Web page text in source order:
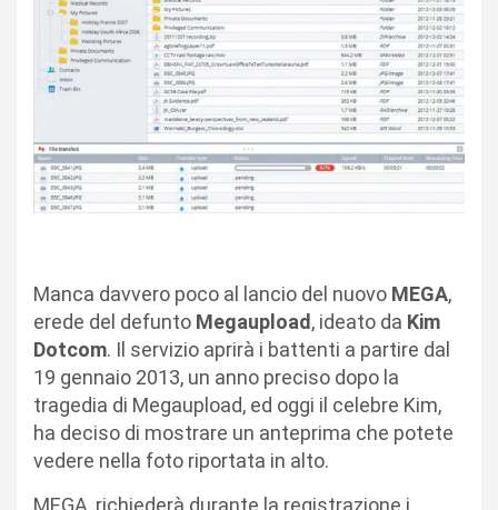
Manca davvero poco al lancio del nuovo MEGA,
erede del defunto Megaupload , ideato da Kim
Dotcom. Il servizio aprirà i battenti a partire dal
19 gennaio 2013, un anno preciso dopo la
tragedia di Megaupload, ed oggi il celebre Kim,
ha deciso di mostrare un anteprima che potete
vedere nella foto riportata in alto.
MEGA, richiederà durante la registrazione i